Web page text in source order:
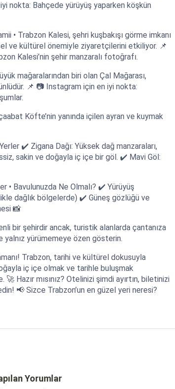
nokta: Bahçede yürüyüş yaparken köşkün
• Trabzon Kalesi, şehri kuşbakışı görme imkanı
ve kültürel önemiyle ziyaretçilerini etkiliyor. 📌
Kalesi’nin şehir manzaralı fotoğrafı.
mağaralarından biri olan Çal Mağarası,
📌 📷 Instagram için en iyi nokta:
Köfte’nin yanında içilen ayran ve kuymak
✔️ Zigana Dağı: Yüksek dağ manzaraları,
sakin ve doğayla iç içe bir göl. ✔️ Mavi Göl:
• Bavulunuzda Ne Olmalı? ✔️ Yürüyüş
dağlık bölgelerde) ✔️ Güneş gözlüğü ve
📸
bir şehirdir ancak, turistik alanlarda çantanıza
yürümemeye özen gösterin.
Trabzon, tarihi ve kültürel dokusuyla
iç içe olmak ve tarihle buluşmak
Hazır mısınız? Otelinizi şimdi ayırtın, biletinizi
📢 Sizce Trabzon’un en güzel yeri neresi?
Yorumlar